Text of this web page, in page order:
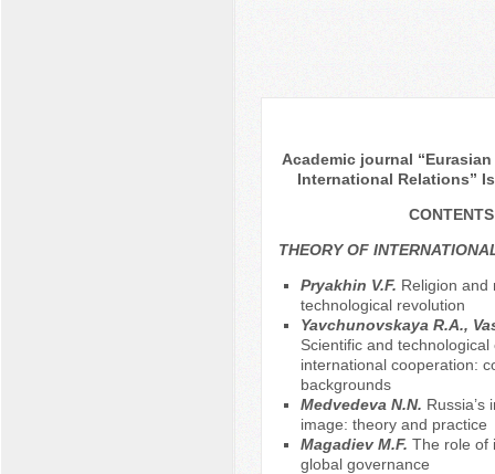
Academic journal
International Relations”
CONTENTS
THEORY OF
Pryakhin V.F. Religion and
technological revolution
Yavchunovskaya R.A.,
Scientific and
international cooperation:
backgrounds
Меdvedeva N.N. Russia’s
image: theory and practice
Magadiev M.F. The role of
global governance